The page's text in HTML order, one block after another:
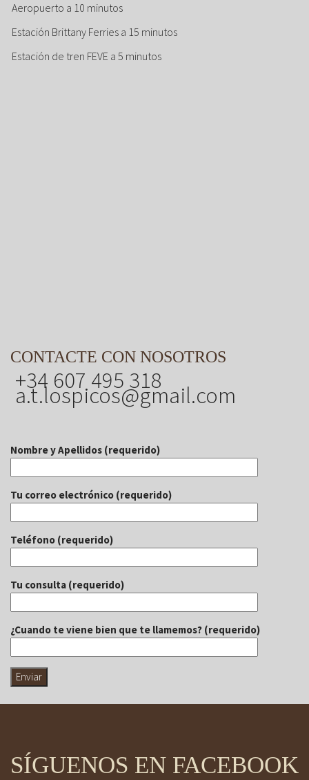
Aeropuerto a 10 minutos
Estación Brittany Ferries a 15 minutos
Estación de tren FEVE a 5 minutos
CONTACTE CON NOSOTROS
+34 607 495 318
a.t.lospicos@gmail.com
Nombre y Apellidos (requerido)
Tu correo electrónico (requerido)
Teléfono (requerido)
Tu consulta (requerido)
¿Cuando te viene bien que te llamemos? (requerido)
SÍGUENOS EN FACEBOOK